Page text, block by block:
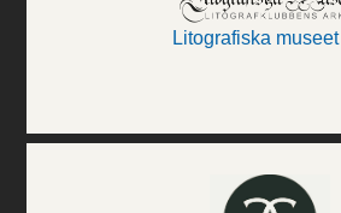
Litografiska museet